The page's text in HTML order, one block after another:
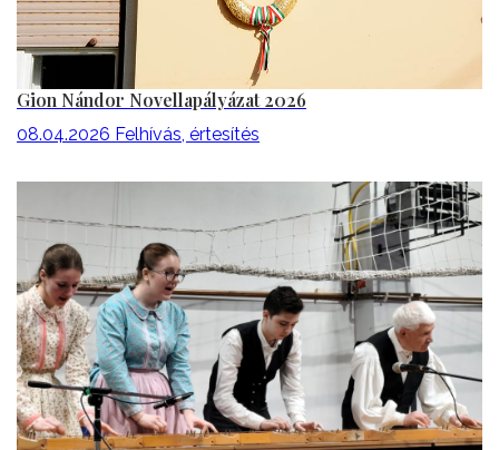
Gion Nándor Novellapályázat 2026
08.04.2026 Felhívás, értesítés